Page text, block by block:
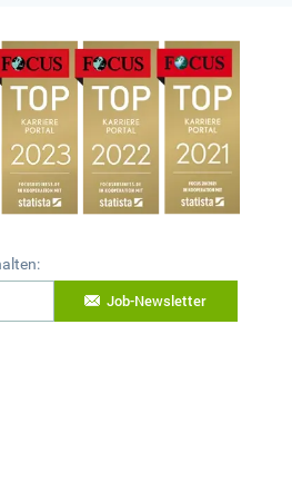
Job-Newsletter